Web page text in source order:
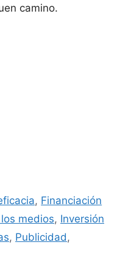
camino.
, Financiación
medios, Inversión
, Publicidad ,